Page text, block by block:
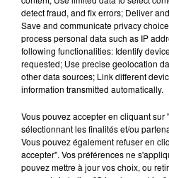
Musique
7 août 2026
Julien Lieb
dans son
Madonna
detect fraud, and fix errors; Deliver
Save and communicate privacy
process personal data such as IP
following functionalities: Identify
requested; Use precise geolocation
other data sources; Link different
information transmitted automatically.
Vous pouvez accepter en cliquant sur
sélectionnant les finalités et/ou
Vous pouvez également refuser en
accepter". Vos préférences ne
pouvez mettre à jour vos choix, ou